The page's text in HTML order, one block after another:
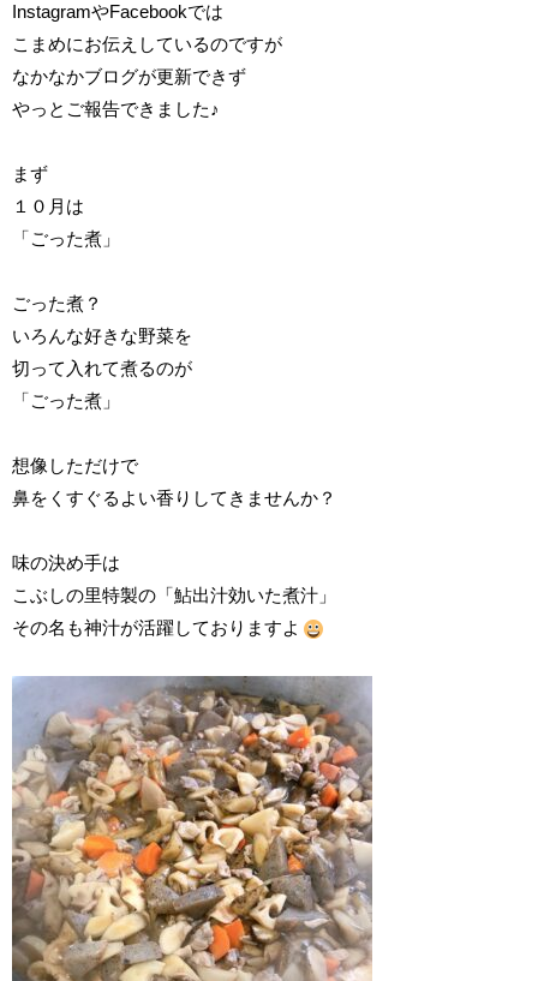
InstagramやFacebookでは
こまめにお伝えしているのですが
なかなかブログが更新できず
やっとご報告できました♪
まず
１０月は
「ごった煮」
ごった煮？
いろんな好きな野菜を
切って入れて煮るのが
「ごった煮」
想像しただけで
鼻をくすぐるよい香りしてきませんか？
味の決め手は
こぶしの里特製の「鮎出汁効いた煮汁」
その名も神汁が活躍しておりますよ